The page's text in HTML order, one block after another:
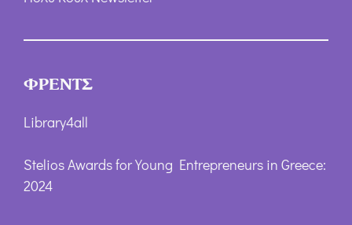
ΦΡΕΝΤΣ
Library4all
Stelios Awards for Young Entrepreneurs in Greece:
2024